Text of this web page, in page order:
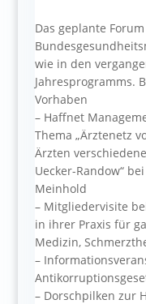
Das geplante
wie in den
Jahresprogramms.
Vorhaben
– Haffnet
Thema „Ärztenetz
Ärzten
Uecker-Randow“
Meinhold
– Mitgliedervisite
in ihrer Praxis für
Medizin,
–
– Dorschpilken zur